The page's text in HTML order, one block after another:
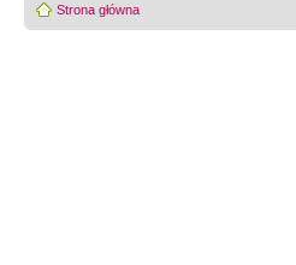
Strona główna